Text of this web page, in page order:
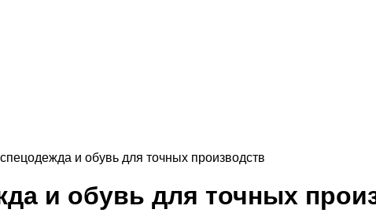
и обувь для точных производств
и обувь для точных